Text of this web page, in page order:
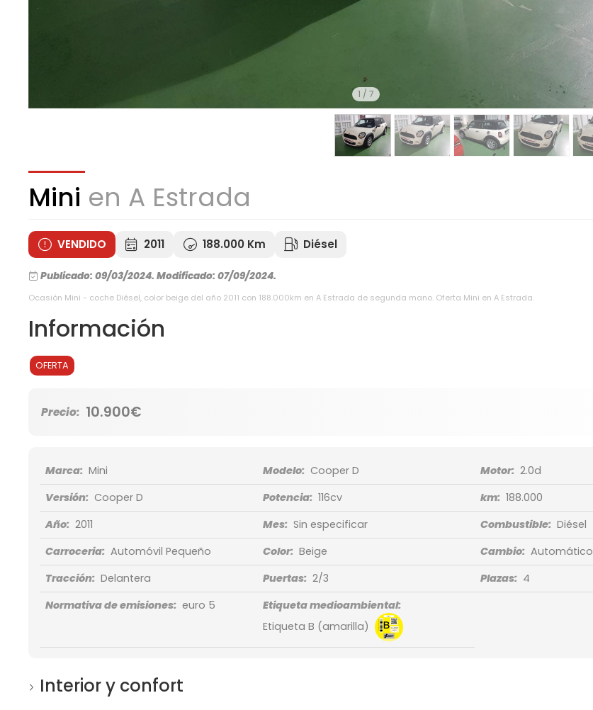
1 / 7
Mini en A Estrada
VENDIDO 2011 188.000 Km Diésel
Publicado: 09/03/2024. Modificado: 07/09/2024.
Ocasión Mini - coche Diésel, color beige del año 2011 con 188.000km en A Estrada de segunda mano. Oferta Mini en A Estrada.
Información
OFERTA
Precio: 10.900€
Marca: Mini Modelo: Cooper D Motor: 2.0d
Versión: Cooper D Potencia: 116cv km: 188.000
Año: 2011 Mes: Sin especificar Combustible: Diésel
Carroceria: Automóvil Pequeño Color: Beige Cambio: Automático
Tracción: Delantera Puertas: 2/3 Plazas: 4
Normativa de emisiones: euro 5
Etiqueta medioambiental:
Etiqueta B (amarilla)
Interior y confort